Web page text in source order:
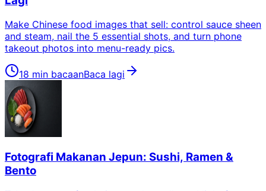
Make Chinese food images that sell: control sauce sheen
and steam, nail the 5 essential shots, and turn phone
takeout photos into menu-ready pics.
18 min bacaanBaca lagi
Fotografi Makanan Jepun: Sushi, Ramen &
Bento